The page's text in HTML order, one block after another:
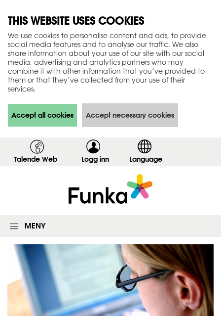
THIS WEBSITE USES COOKIES
We use cookies to personalise content and ads, to provide
social media features and to analyse our traffic. We also
share information about your use of our site with our social
media, advertising and analytics partners who may
combine it with other information that you’ve provided to
them or that they’ve collected from your use of their
services.
Accept all cookies Accept necessary cookies
Talende Web Logg inn,
i
n
s
k
j
Language
MENY